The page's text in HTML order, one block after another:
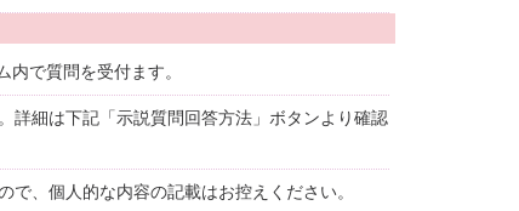
で質問を受付ます。
詳細は下記「示説質問回答方法」ボタンより確認
、個人的な内容の記載はお控えください。